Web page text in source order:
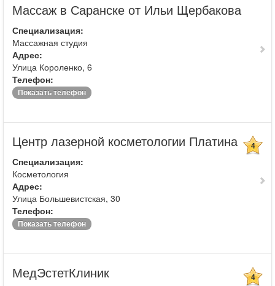
Массаж в Саранске от Ильи Щербакова
Специализация:
Массажная студия
Адрес:
Улица Короленко, 6
Телефон:
Показать телефон
Центр лазерной косметологии Платина 4
Специализация:
Косметология
Адрес:
Улица Большевистская, 30
Телефон:
Показать телефон
МедЭстетКлиник 4